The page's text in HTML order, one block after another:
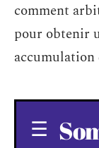
comment
pour obtenir
accumulation